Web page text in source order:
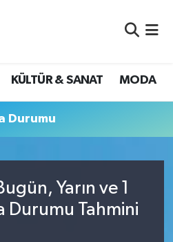
KÜLTÜR & SANAT MODA
Durumu
Yarın ve 1
Durumu Tahmini
Haritası
ve Fikstür